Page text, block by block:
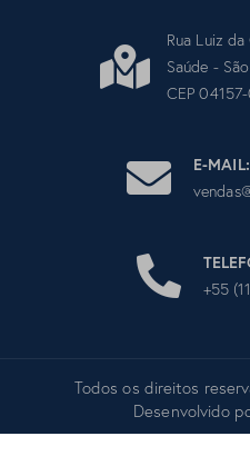
Rua Luiz
Saúde -
CEP
E-MAIL:
+55
Todos os direitos
Desenvolvido